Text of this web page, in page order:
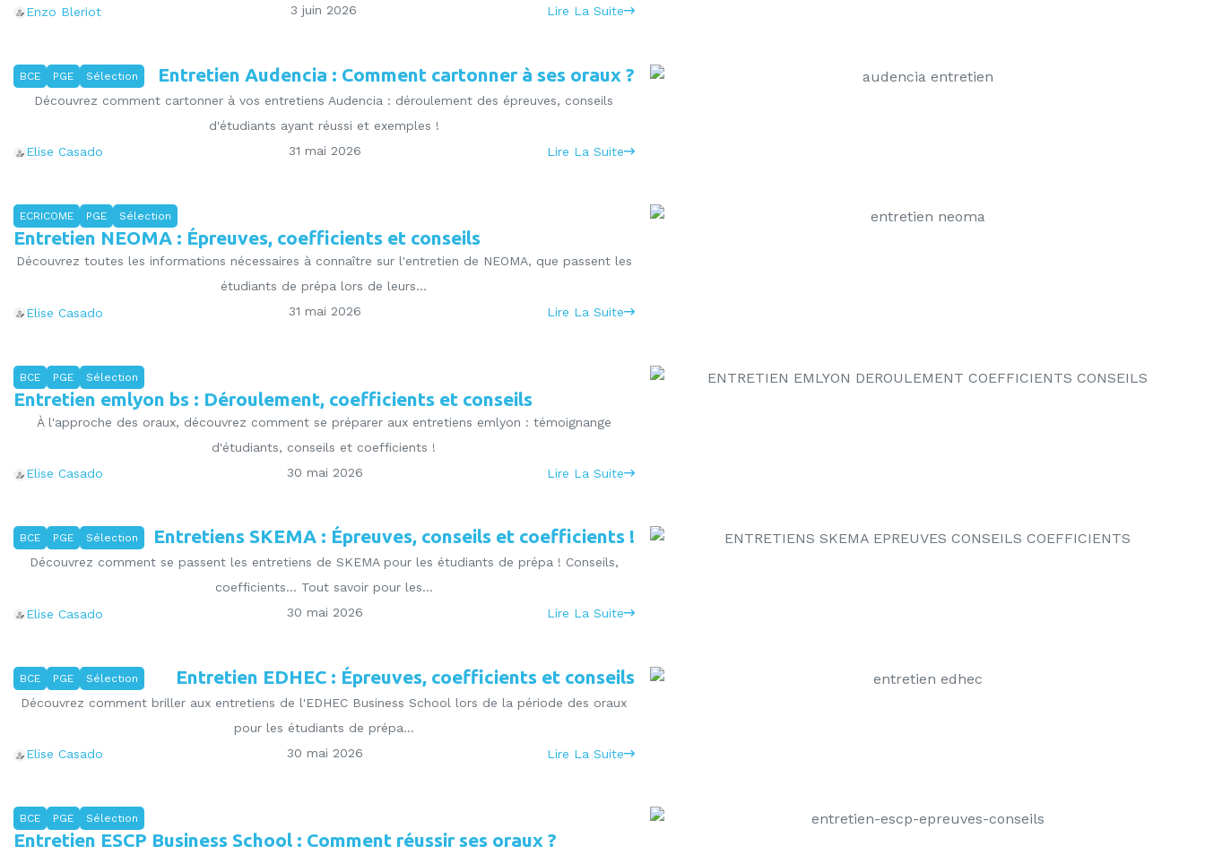
Enzo Bleriot
3 juin 2026 Lire La Suite
BCE PGE Sélection Entretien Audencia : Comment cartonner à ses oraux ?
Découvrez comment cartonner à vos entretiens Audencia : déroulement des épreuves, conseils
d'étudiants ayant réussi et exemples !
Elise Casado
31 mai 2026 Lire La Suite
ECRICOME PGE Sélection
Entretien NEOMA : Épreuves, coefficients et conseils
Découvrez toutes les informations nécessaires à connaître sur l'entretien de NEOMA, que passent les
étudiants de prépa lors de leurs...
Elise Casado
31 mai 2026 Lire La Suite
BCE PGE Sélection
Entretien emlyon bs : Déroulement, coefficients et conseils
À l'approche des oraux, découvrez comment se préparer aux entretiens emlyon : témoignange
d'étudiants, conseils et coefficients !
Elise Casado
30 mai 2026 Lire La Suite
BCE PGE Sélection Entretiens SKEMA : Épreuves, conseils et coefficients !
Découvrez comment se passent les entretiens de SKEMA pour les étudiants de prépa ! Conseils,
coefficients... Tout savoir pour les...
Elise Casado
30 mai 2026 Lire La Suite
BCE PGE Sélection Entretien EDHEC : Épreuves, coefficients et conseils
Découvrez comment briller aux entretiens de l'EDHEC Business School lors de la période des oraux
pour les étudiants de prépa...
Elise Casado
30 mai 2026 Lire La Suite
BCE PGE Sélection
Entretien ESCP Business School : Comment réussir ses oraux ?